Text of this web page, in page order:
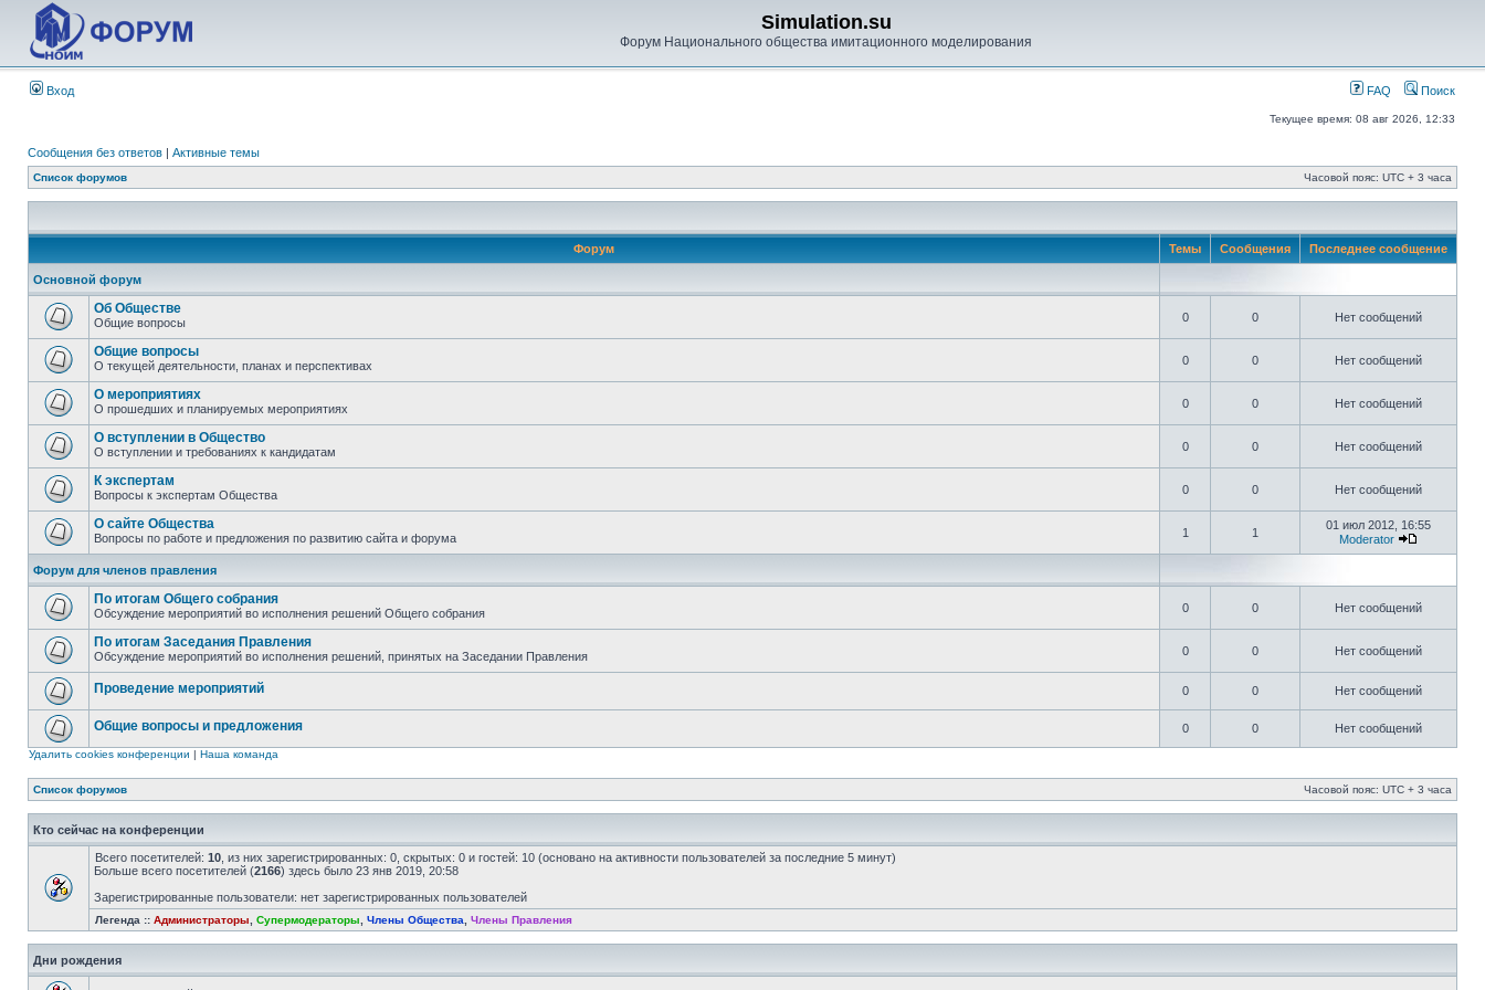
Simulation.su
Форум Национального общества имитационного моделирования
Вход FAQ Поиск
Текущее время: 08 авг 2026, 12:33
Сообщения без ответов | Активные темы
Список форумов Часовой пояс: UTC + 3 часа
Форум Темы Сообщения Последнее сообщение
Основной форум
Об Обществе
Общие вопросы 0 0 Нет сообщений
Общие вопросы
О текущей деятельности, планах и перспективах 0 0 Нет сообщений
О мероприятиях
О прошедших и планируемых мероприятиях 0 0 Нет сообщений
О вступлении в Общество
О вступлении и требованиях к кандидатам 0 0 Нет сообщений
К экспертам
Вопросы к экспертам Общества 0 0 Нет сообщений
О сайте Общества
Вопросы по работе и предложения по развитию сайта и форума 1 1
01 июл 2012, 16:55
Moderator
Форум для членов правления
По итогам Общего собрания
Обсуждение мероприятий во исполнения решений Общего собрания 0 0 Нет сообщений
По итогам Заседания Правления
Обсуждение мероприятий во исполнения решений, принятых на Заседании Правления 0 0 Нет сообщений
Проведение мероприятий 0 0 Нет сообщений
Общие вопросы и предложения 0 0 Нет сообщений
Удалить cookies конференции | Наша команда
Список форумов Часовой пояс: UTC + 3 часа
Кто сейчас на конференции
Всего посетителей: 10 , из них зарегистрированных: 0, скрытых: 0 и гостей: 10 (основано на активности пользователей за последние 5 минут)
Больше всего посетителей (2166) здесь было 23 янв 2019, 20:58
Зарегистрированные пользователи: нет зарегистрированных пользователей
Легенда :: Администраторы Супермодераторы Члены Общества Члены Правления
Дни рождения